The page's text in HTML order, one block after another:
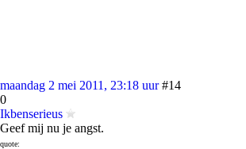
maandag 2 mei 2011, 23:18 uur #14
0
Ikbenserieus
Geef mij nu je angst.
quote: